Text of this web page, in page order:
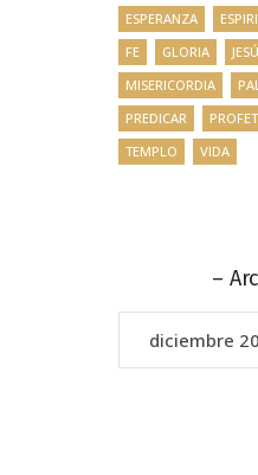
ESPERANZA
FE
GLORIA
MISERICORDIA
PREDICAR
TEMPLO
VIDA
–
–
Archivo
–